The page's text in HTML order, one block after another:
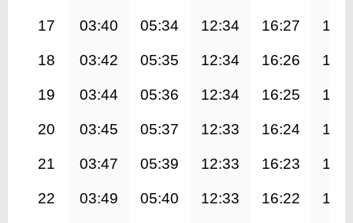
17 03:40 05:34 12:34 16:27
18 03:42 05:35 12:34 16:26
19 03:44 05:36 12:34 16:25
20 03:45 05:37 12:33 16:24
21 03:47 05:39 12:33 16:23
22 03:49 05:40 12:33 16:22